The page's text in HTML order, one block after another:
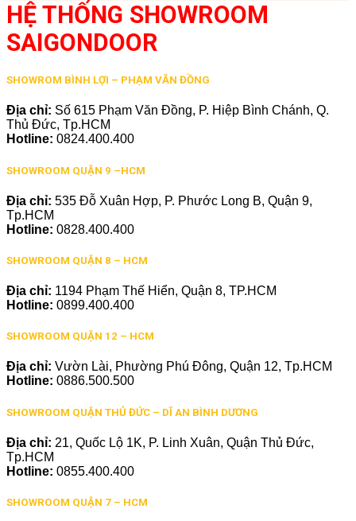
HỆ THỐNG SHOWROOM
SAIGONDOOR
SHOWROM BÌNH LỢI – PHẠM VĂN ĐỒNG
Địa chỉ: Số 615 Phạm Văn Đồng, P. Hiệp Bình Chánh, Q.
Thủ Đức, Tp.HCM
Hotline: 0824.400.400
SHOWROOM QUẬN 9 –HCM
Địa chỉ: 535 Đỗ Xuân Hợp, P. Phước Long B, Quận 9,
Tp.HCM
Hotline: 0828.400.400
SHOWROOM QUẬN 8 – HCM
Địa chỉ: 1194 Phạm Thế Hiển, Quận 8, TP.HCM
Hotline: 0899.400.400
SHOWROOM QUẬN 12 – HCM
Địa chỉ: Vườn Lài, Phường Phú Đông, Quận 12, Tp.HCM
Hotline: 0886.500.500
SHOWROOM QUẬN THỦ ĐỨC – DĨ AN BÌNH DƯƠNG
Địa chỉ: 21, Quốc Lộ 1K, P. Linh Xuân, Quận Thủ Đức,
Tp.HCM
Hotline: 0855.400.400
SHOWROOM QUẬN 7 – HCM